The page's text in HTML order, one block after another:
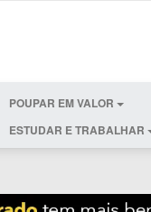
POUPAR EM VALOR
ESTUDAR E TRABALHAR